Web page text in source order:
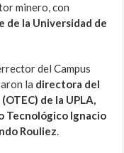
minero, con
de la Universidad de
del Campus
la directora del
de la UPLA,
Ignacio
Rouliez.